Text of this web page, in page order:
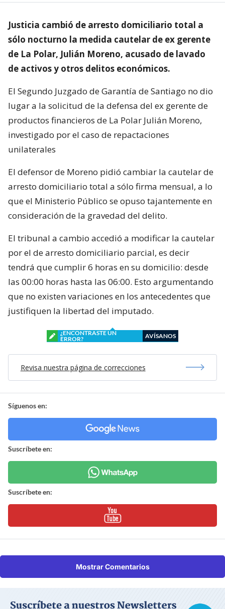
Justicia cambió de arresto domiciliario total a
sólo nocturno la medida cautelar de ex gerente
de La Polar, Julián Moreno, acusado de lavado
de activos y otros delitos económicos.
El Segundo Juzgado de Garantía de Santiago no dio
lugar a la solicitud de la defensa del ex gerente de
productos financieros de La Polar Julián Moreno,
investigado por el caso de repactaciones
unilaterales
El defensor de Moreno pidió cambiar la cautelar de
arresto domiciliario total a sólo firma mensual, a lo
que el Ministerio Público se opuso tajantemente en
consideración de la gravedad del delito.
El tribunal a cambio accedió a modificar la cautelar
por el de arresto domiciliario parcial, es decir
tendrá que cumplir 6 horas en su domicilio: desde
las 00:00 horas hasta las 06:00. Esto argumentando
que no existen variaciones en los antecedentes que
justifiquen la libertad del imputado.
¿ENCONTRASTE UN
ERROR?
AVÍSANOS
Revisa nuestra página de correcciones
Síguenos en:
Suscríbete en:
Suscríbete en:
Mostrar Comentarios